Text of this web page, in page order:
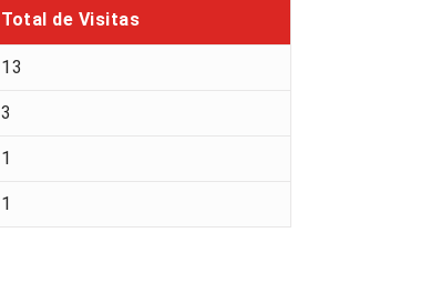
Total de Visitas
13
3
1
1